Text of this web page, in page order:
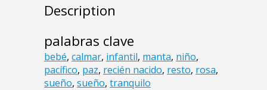
Description
palabras clave
bebé, calmar, infantil, manta, niño,
pacífico, paz, recién nacido, resto, rosa,
sueño, sueño, tranquilo